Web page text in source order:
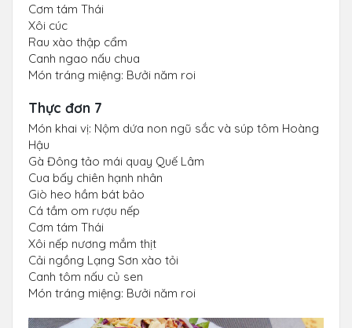
Cơm tám Thái
Xôi cúc
Rau xào thập cẩm
Canh ngao nấu chua
Món tráng miệng: Bưởi năm roi
Thực đơn 7
Món khai vị: Nộm dứa non ngũ sắc và súp tôm Hoàng
Hậu
Gà Đông tảo mái quay Quế Lâm
Cua bấy chiên hạnh nhân
Giò heo hầm bát bảo
Cá tầm om rượu nếp
Cơm tám Thái
Xôi nếp nương mắm thịt
Cải ngồng Lạng Sơn xào tỏi
Canh tôm nấu củ sen
Món tráng miệng: Bưởi năm roi